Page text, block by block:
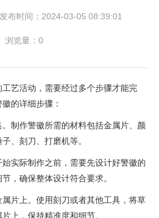
发布时间：2024-03-05 08:39:01
浏览量：0
艺活动，需要经过多个步骤才能完
的详细步骤：
制作警徽所需的材料包括金属片、颜
、刻刀、打磨机等。
实际制作之前，需要先设计好警徽的
，确保整体设计符合要求。
片上。使用刻刀或者其他工具，将草
上，保持精准度和细节。